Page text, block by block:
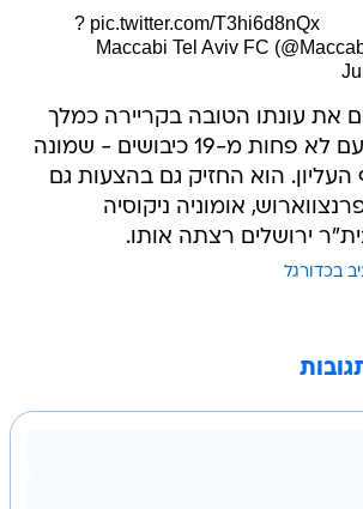
? pic.twitter.com/T3hi6d8nQx
בן ה-31 סיים את עונתו הטובה בקריירה כמלך
שערי ליגת העל עם לא פחות מ-19 כיבושים - שמונה
העליון. הוא החזיק גם בהצעות גם
אומוניה ניקוסיה
ירושלים רצתה אותו.
בכדורגל